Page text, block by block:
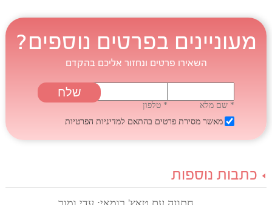
מעוניינים בפרטים נוספים?
השאירו פרטים ונחזור אליכם בהקדם
* שם מלא
* טלפון
מאשר מסירת פרטים בהתאם למדיניות הפרטיות
כתבות נוספות